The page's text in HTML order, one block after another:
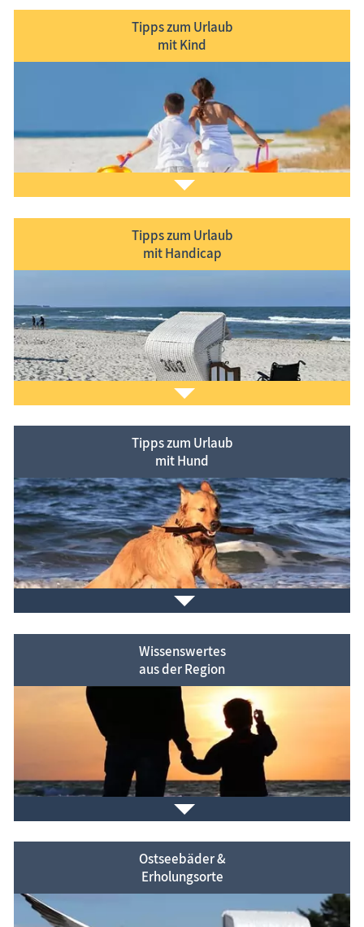
Tipps zum Urlaub
mit Kind
Vorbereitung.Kinder im Urlaub beschäftigen.
Spielplätze,Wickelplätze, Kinderprogramme,
kinderfreundliche Ferien­objekte, Apotheken, …
Tipps zum Urlaub
mit Handicap
So barrierefrei wie möglich im Ostseeurlaub
unterwegs sein.
Barrierefreie Unterkünfte, Parkplätze, Toiletten,
Strandaufgänge der Halbinsel Fischland-Darß-
Zingst.
Tipps zum Urlaub
mit Hund
Wenn es dem Hund gut geht, können auch „Herrchen
und Frauchen“ entspannt den Urlaub genießen.
Hundestrände, Karte Tütenspender,
Unterkünfte mit Hund
Wissenswertes
aus der Region
Die Ostseehalbinsel
Fischland-Darß-Zingst
Ostseebäder &
Erholungsorte